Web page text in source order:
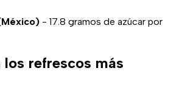
- 17.8 gramos de azúcar por
los refrescos más